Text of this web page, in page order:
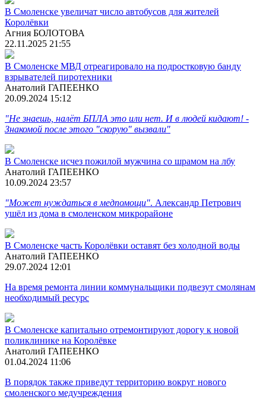
В Смоленске увеличат число автобусов для жителей
Королёвки
Агния БОЛОТОВА
22.11.2025 21:55
В Смоленске МВД отреагировало на подростковую банду
взрывателей пиротехники
Анатолий ГАПЕЕНКО
20.09.2024 15:12
"Не знаешь, налёт БПЛА это или нет. И в людей кидают! -
Знакомой после этого "скорую" вызвали"
В Смоленске исчез пожилой мужчина со шрамом на лбу
Анатолий ГАПЕЕНКО
10.09.2024 23:57
"Может нуждаться в медпомощи". Александр Петрович
ушёл из дома в смоленском микрорайоне
В Смоленске часть Королёвки оставят без холодной воды
Анатолий ГАПЕЕНКО
29.07.2024 12:01
На время ремонта линии коммунальщики подвезут смолянам
необходимый ресурс
В Смоленске капитально отремонтируют дорогу к новой
поликлинике на Королёвке
Анатолий ГАПЕЕНКО
01.04.2024 11:06
В порядок также приведут территорию вокруг нового
смоленского медучреждения